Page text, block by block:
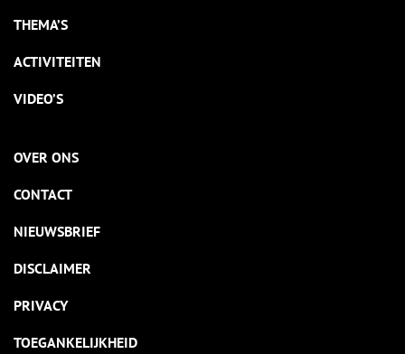
THEMA’S
ACTIVITEITEN
VIDEO’S
OVER ONS
CONTACT
NIEUWSBRIEF
DISCLAIMER
PRIVACY
TOEGANKELIJKHEID